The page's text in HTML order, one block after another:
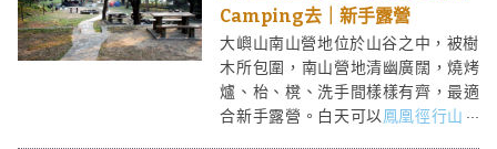
Camping去｜新手露營
大嶼山南山營地位於山谷之中，被樹
木所包圍，南山營地清幽廣闊，燒烤
爐、枱、櫈、洗手間樣樣有齊，最適
合新手露營。白天可以鳳凰徑行山 、